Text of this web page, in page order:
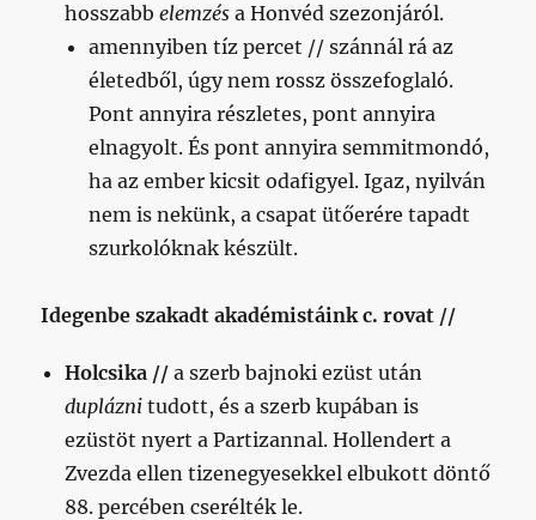
hosszabbelemzésa Honvéd szezonjáról.
amennyiben tíz percet // szánnál rá az
életedből, úgy nem rossz összefoglaló.
Pont annyira részletes, pont annyira
elnagyolt. És pont annyira semmitmondó,
ha az ember kicsit odafigyel. Igaz, nyilván
nem is nekünk, a csapat ütőerére tapadt
szurkolóknak készült.
Idegenbe szakadt akadémistáink c. rovat //
Holcsika // a szerb bajnoki ezüst után
duplázni tudott, és a szerb kupában is
ezüstöt nyert a Partizannal. Hollendert a
Zvezda ellen tizenegyesekkel elbukott döntő
88. percében cserélték le.